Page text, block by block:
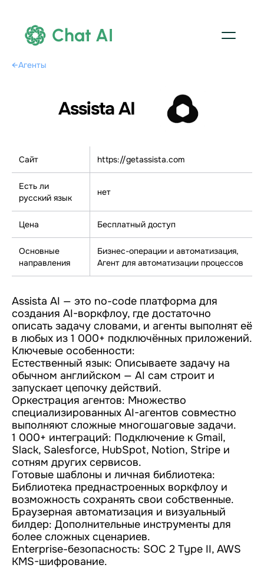
Chat AI
←Агенты
Assista AI
Сайт https://getassista.com
Есть ли
русский язык
нет
Цена Бесплатный доступ
Основные
направления
Бизнес-операции и автоматизация,
Агент для автоматизации процессов
Assista AI — это no-code платформа для
создания AI-воркфлоу, где достаточно
описать задачу словами, и агенты выполнят её
в любых из 1 000+ подключённых приложений.
Ключевые особенности:
Естественный язык: Описываете задачу на
обычном английском — AI сам строит и
запускает цепочку действий.
Оркестрация агентов: Множество
специализированных AI-агентов совместно
выполняют сложные многошаговые задачи.
1 000+ интеграций: Подключение к Gmail,
Slack, Salesforce, HubSpot, Notion, Stripe и
сотням других сервисов.
Готовые шаблоны и личная библиотека:
Библиотека преднастроенных воркфлоу и
возможность сохранять свои собственные.
Браузерная автоматизация и визуальный
билдер: Дополнительные инструменты для
более сложных сценариев.
Enterprise-безопасность: SOC 2 Type II, AWS
KMS-шифрование.